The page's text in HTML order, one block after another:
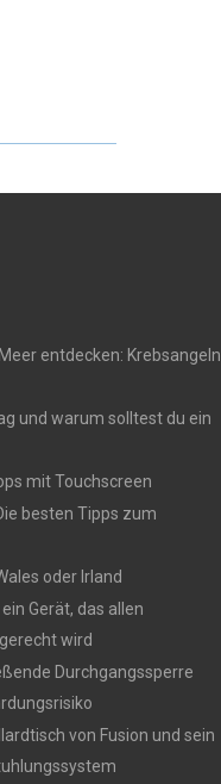
entdecken: Krebsangeln
und warum solltest du ein
mit Touchscreen
besten Tipps zum
oder Irland
Gerät, das allen
wird
Durchgangssperre
von Fusion und sein